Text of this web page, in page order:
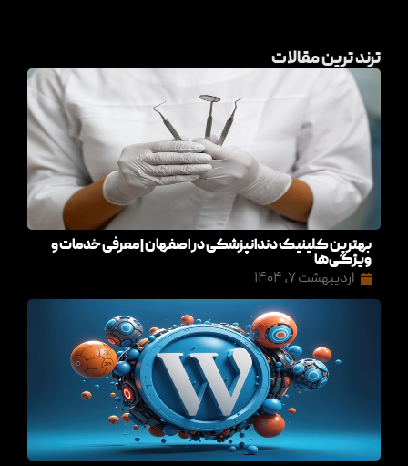
ترند ترین مقالات
بهترین کلینیک دندانپزشکی در اصفهان | معرفی خدمات و
ویژگی‌ها
اردیبهشت ۷, ۱۴۰۴